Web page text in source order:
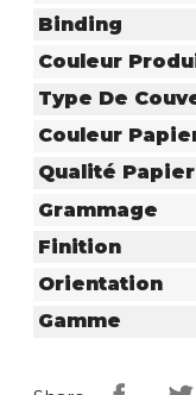
Binding
Couleur
Type De
Couleur
Qualité Papier
Grammage
Finition
Orientation
Gamme